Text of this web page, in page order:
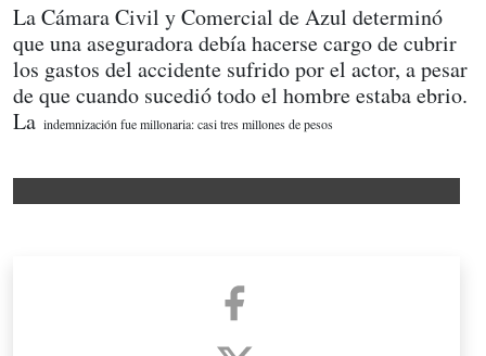
La Cámara Civil y Comercial de Azul determinó
que una aseguradora debía hacerse cargo de cubrir
los gastos del accidente sufrido por el actor, a pesar
de que cuando sucedió todo el hombre estaba ebrio.
La indemnización fue millonaria: casi tres millones de pesos